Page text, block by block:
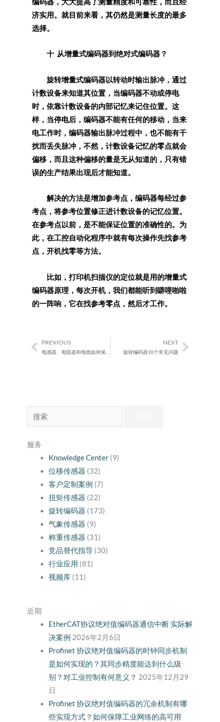
济实用。就目前来看，其仍然是测量长度的最多
选择。
十 从增量式编码器到绝对式编码器？
旋转增量式编码器以转动时输出脉冲，通过
计数设备来知道其位置，当编码器不动或停电
时，依靠计数设备的内部记忆来记住位置。这
样，当停电后，编码器不能有任何的移动，当来
电工作时，编码器输出脉冲过程中，也不能有干
扰而丢失脉冲，不然，计数设备记忆的零点就会
偏移，而且这种偏移的量是无从知道的，只有错
误的生产结果出现后才能知道。
解决的方法是增加参考点，编码器每经过参
考点，将参考位置修正进计数设备的记忆位置。
在参考点以前，是不能保证位置的准确性的。为
此，在工控自动化程序中就有每次操作先找参考
点，开机找零等方法。
比如，打印机扫描仪的定位就是用的增量式
编码器原理，每次开机，我们都能听到噼哩啪啦
的一阵响，它在找参考零点，然后才工作。
Prev
PREVIOUS NEXT
旋转编码器10个常见问题 Next
索：
服务
Knowledge Center(9)
位移传感器 (32)
客户定制案例 (7)
扭矩传感器 (22)
旋转编码器 (173)
气象传感器 (9)
称重传感器 (31)
竞品替代指导 (30)
行业应用 (81)
视频库(11)
近期
EtherCAT协议绝对值编码器通信中断 实际解
决案例 2026年2月6日
Profinet 协议绝对值编码器的时钟同步机制
是如何实现的？其同步精度能达到什么级
别？对工业控制有何意义？ 2025年12月29
日
Profinet 协议绝对值编码器的冗余机制有哪
些实现方式？如何保障工业网络的高可用